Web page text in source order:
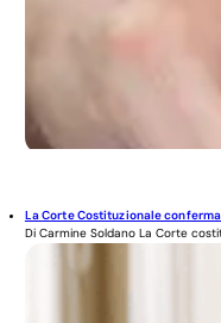
La Corte Costituzionale
Di Carmine Soldano La Corte